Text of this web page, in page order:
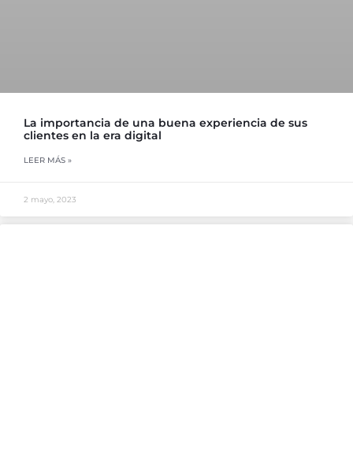
La importancia de una buena experiencia de sus
clientes en la era digital
LEER MÁS »
2 mayo, 2023